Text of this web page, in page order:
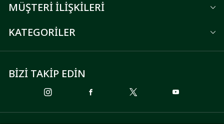
MÜŞTERİ İLİŞKİLERİ
KATEGORİLER
BİZİ TAKİP EDİN